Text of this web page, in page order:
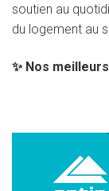
soutien au
du logement au
✨Nos